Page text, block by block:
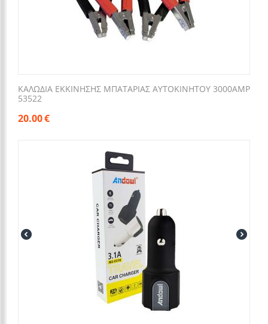
ΚΑΛΩΔΙΑ ΕΚΚΙΝΗΣΗΣ ΜΠΑΤΑΡΙΑΣ ΑΥΤΟΚΙΝΗΤΟΥ 3000AMP
53522
20.00€